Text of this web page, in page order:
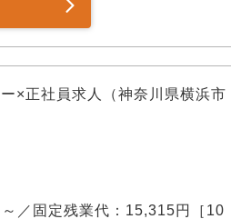
×正社員求人（神奈川県横浜市
／固定残業代：15,315円［10